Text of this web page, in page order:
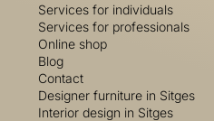
Services for individuals
Services for professionals
Online shop
Blog
Contact
Designer furniture in Sitges
Interior design in Sitges